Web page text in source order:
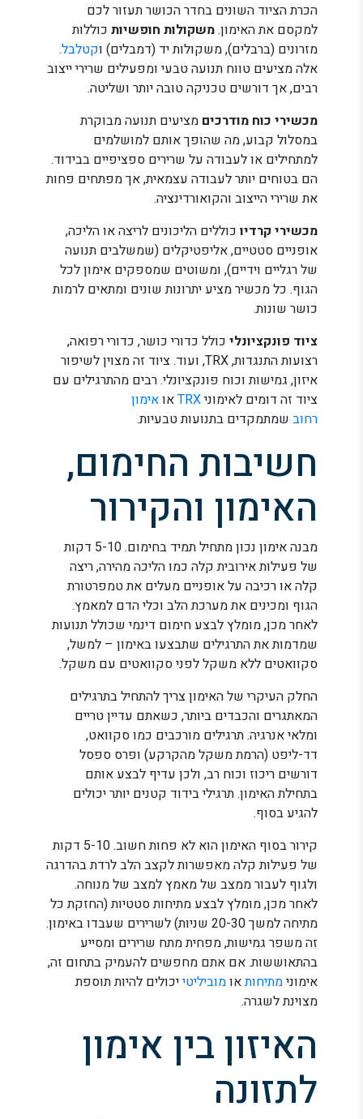
הכרת הציוד השונים בחדר הכושר תעזור לכם
למקסם את האימון.משקולות חופשיות כוללות
מזרונים (ברבלים), משקולות יד (דמבלים) וקטלבל.
אלה מציעים טווח תנועה טבעי ומפעילים שרירי ייצוב
רבים, אך דורשים טכניקה טובה יותר ושליטה.
מכשירי כוח מודרכים מציעים תנועה מבוקרת
במסלול קבוע, מה שהופך אותם למושלמים
למתחילים או לעבודה על שרירים ספציפיים בבידוד.
הם בטוחים יותר לעבודה עצמאית, אך מפתחים פחות
את שרירי הייצוב והקואורדינציה.
מכשירי קרדיו כוללים הליכונים לריצה או הליכה,
אופניים סטטיים, אליפטיקלים (שמשלבים תנועה
של רגליים וידיים), ומשוטים שמספקים אימון לכל
הגוף. כל מכשיר מציע יתרונות שונים ומתאים לרמות
כושר שונות.
ציוד פונקציונלי כולל כדורי כושר, כדורי רפואה,
רצועות התנגדות, TRX, ועוד. ציוד זה מצוין לשיפור
איזון, גמישות וכוח פונקציונלי. רבים מהתרגילים עם
ציוד זה דומים לאימוניTRXאואימון
רחוב שמתמקדים בתנועות טבעיות.
חשיבות החימום,
האימון והקירור
מבנה אימון נכון מתחיל תמיד בחימום. 5-10 דקות
של פעילות אירובית קלה כמו הליכה מהירה, ריצה
קלה או רכיבה על אופניים מעלים את טמפרטורת
הגוף ומכינים את מערכת הלב וכלי הדם למאמץ.
לאחר מכן, מומלץ לבצע חימום דינמי שכולל תנועות
שמדמות את התרגילים שתבצעו באימון – למשל,
סקוואטים ללא משקל לפני סקוואטים עם משקל.
החלק העיקרי של האימון צריך להתחיל בתרגילים
המאתגרים והכבדים ביותר, כשאתם עדיין טריים
ומלאי אנרגיה. תרגילים מורכבים כמו סקוואט,
דד-ליפט (הרמת משקל מהקרקע) ופרס ספסל
דורשים ריכוז וכוח רב, ולכן עדיף לבצע אותם
בתחילת האימון. תרגילי בידוד קטנים יותר יכולים
להגיע בסוף.
קירור בסוף האימון הוא לא פחות חשוב. 5-10 דקות
של פעילות קלה מאפשרות לקצב הלב לרדת בהדרגה
ולגוף לעבור ממצב של מאמץ למצב של מנוחה.
לאחר מכן, מומלץ לבצע מתיחות סטטיות (החזקת כל
מתיחה למשך 20-30 שניות) לשרירים שעבדו באימון.
זה משפר גמישות, מפחית מתח שרירים ומסייע
בהתאוששות. אם אתם מחפשים להעמיק בתחום זה,
אימונימתיחותאומוביליטייכולים להיות תוספת
מצוינת לשגרה.
האיזון בין אימון
לתזונה